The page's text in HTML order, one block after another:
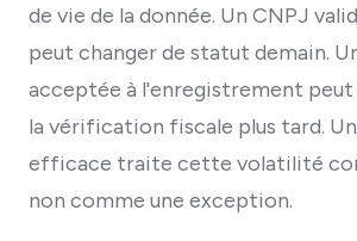
de vie de la donnée. Un CNPJ
peut changer de statut demain.
acceptée à l'enregistrement peut
la vérification fiscale plus tard.
efficace traite cette volatilité
non comme une exception.